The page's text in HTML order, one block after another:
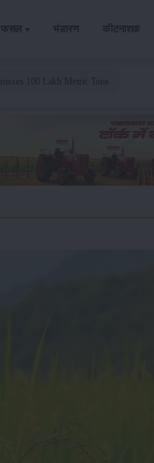
फसल भंडारण कीटनाशक